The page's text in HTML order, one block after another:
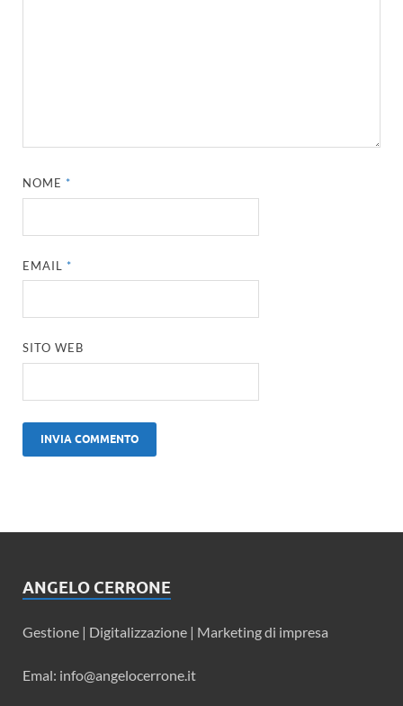
NOME*
EMAIL*
SITO WEB
ANGELO CERRONE
Gestione | Digitalizzazione | Marketing di impresa
Emal: info@angelocerrone.it